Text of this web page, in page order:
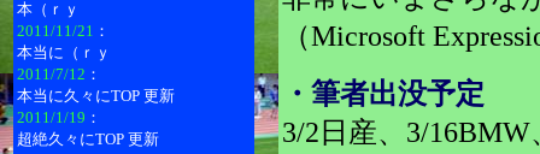
本（ｒｙ
2011/11/21 ：
本当に（ｒｙ
2011/7/12 ：
本当に久々にTOP 更新
2011/1/19 ：
超絶久々にTOP 更新
（Microsoft
・筆者出没予定
3/2日産、3/16BMW